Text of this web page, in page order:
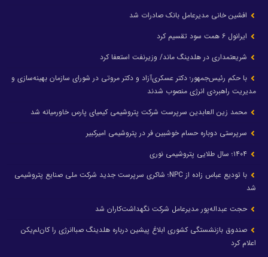
افشین خانی مدیرعامل بانک صادرات شد
ایرانول ۶ همت سود تقسیم کرد
شریعتمداری در هلدینگ ماند/ وزیرنفت استعفا کرد
با حکم رئیس‌جمهور؛ دکتر عسکری‌آزاد و دکتر مروتی در شورای سازمان بهینه‌سازی و
مدیریت راهبردی انرژی منصوب شدند
محمد زین العابدین سرپرست شرکت پتروشیمی کیمیای پارس خاورمیانه شد
سرپرستی دوباره حسام خوشبین فر در پتروشیمی امیرکبیر
با تودیع عباس زاده از NPC؛ شاکری سرپرست جدید شرکت ملی صنایع پتروشیمی
شد
حجت عبداله‌پور مدیرعامل شرکت نگهداشت‌کاران شد
صندوق بازنشستگی کشوری ابلاغ پیشین درباره هلدینگ صباانرژی را کان‌لم‌یکن
اعلام کرد